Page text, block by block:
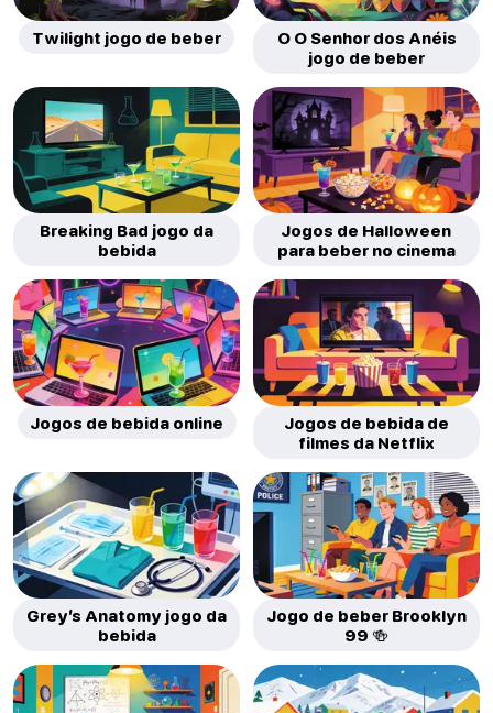
Twilight jogo de beber
O O Senhor dos Anéis
jogo de beber
Breaking Bad jogo da
bebida
Jogos de Halloween
para beber no cinema
Jogos de bebida online
Jogos de bebida de
filmes da Netflix
Grey’s Anatomy jogo da
bebida
Jogo de beber Brooklyn
99 🍻